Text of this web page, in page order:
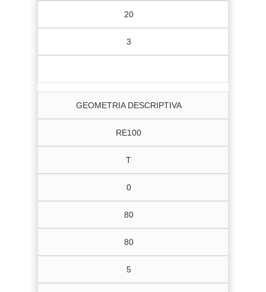
20
3
GEOMETRIA DESCRIPTIVA
RE100
T
0
80
80
5